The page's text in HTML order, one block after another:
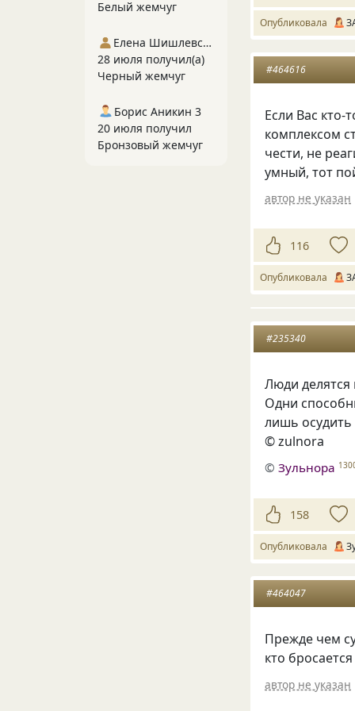
Опубликовала
#464616
Если Вас кто-
комплексом
чести, не
умный, тот
автор не указан
116
Опубликовала
#235340
Люди
Одни
лишь
© zulnora
©Зульнора
158
Опубликовала
#464047
Прежде чем
кто
автор не указан
Белый жемчуг
Елена Шишлевская
28 июля получил(а)
Черный жемчуг
Борис Аникин 3
20 июля получил
Бронзовый жемчуг